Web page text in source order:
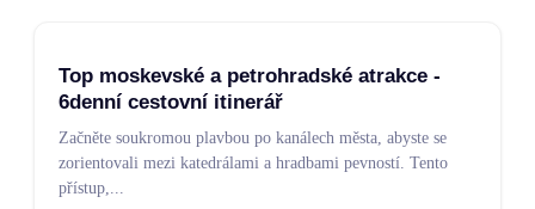
Top moskevské a petrohradské atrakce -
6denní cestovní itinerář
Začněte soukromou plavbou po kanálech města, abyste se
zorientovali mezi katedrálami a hradbami pevností. Tento
přístup,